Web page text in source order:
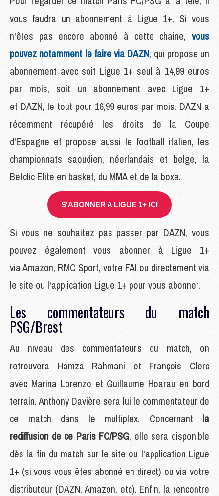
vous faudra un abonnement à Ligue 1+. Si vous
n'êtes pas encore abonné à cette chaine, vous
pouvez notamment le faire via DAZN, qui propose un
abonnement avec soit Ligue 1+ seul à 14,99 euros
par mois, soit un abonnement avec Ligue 1+
et DAZN, le tout pour 16,99 euros par mois. DAZN a
récemment récupéré les droits de la Coupe
d'Espagne et propose aussi le football italien, les
championnats saoudien, néerlandais et belge, la
Betclic Elite en basket, du MMA et de la boxe.
S'ABONNER A LIGUE 1+ ICI
Si vous ne souhaitez pas passer par DAZN, vous
pouvez également vous abonner à Ligue 1+
via Amazon, RMC Sport, votre FAI ou directement via
le site ou l'application Ligue 1+ pour vous abonner.
Les commentateurs du match
PSG/Brest
Au niveau des commentateurs du match, on
retrouvera Hamza Rahmani et François Clerc
avec Marina Lorenzo et Guillaume Hoarau en bord
terrain. Anthony Davière sera lui le commentateur de
ce match dans le multiplex. Concernant la
rediffusion de ce Paris FC/PSG, elle sera disponible
dès la fin du match sur le site ou l'application Ligue
1+ (si vous vous êtes abonné en direct) ou via votre
distributeur (DAZN, Amazon, etc). Enfin, la rencontre